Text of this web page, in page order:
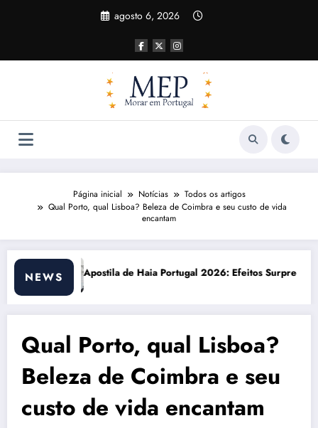
agosto 6, 2026
Página inicial Notícias
Todos os artigos
Qual Porto, qual Lisboa? Beleza de Coimbra e seu custo de vida
encantam
NEWS
2026: Efeitos Surpreendentes e OportunidadesCusto de vida em
Qual Porto, qual Lisboa?
Beleza de Coimbra e seu
custo de vida encantam